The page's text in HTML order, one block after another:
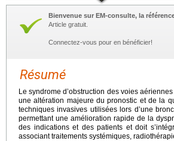
Bienvenue sur EM-consulte, la
Article gratuit.
Connectez-vous pour en bénéficier!
Résumé
Le syndrome d’obstruction des voies
une altération majeure du pronostic et de la
techniques invasives utilisées lors d’une
permettant une amélioration rapide de la
des indications et des patients et doit
associant traitements systémiques,